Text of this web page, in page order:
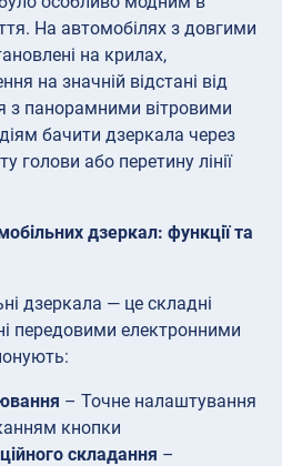
На автомобілях з довгими
на крилах,
на значній відстані від
з панорамними вітровими
бачити дзеркала через
голови або перетину лінії
дзеркал: функції та
дзеркала — це складні
передовими електронними
– Точне налаштування
кнопки
складання –